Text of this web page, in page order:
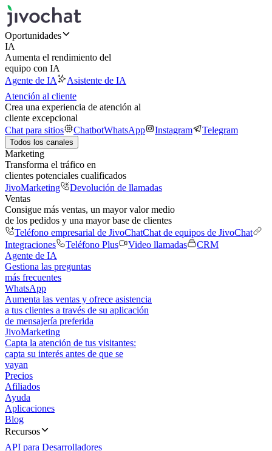
Oportunidades
IA
Aumenta el rendimiento del
equipo con IA
Agente de IA
Asistente de IA
Atención al cliente
Crea una experiencia de atención al
cliente excepcional
Chat para sitios
ChatbotWhatsApp Instagram Telegram
Todos los canales
Marketing
Transforma el tráfico en
clientes potenciales cualificados
JivoMarketing
Devolución de llamadas
Ventas
Consigue más ventas, un mayor valor medio
de los pedidos y una mayor base de clientes
Teléfono empresarial de JivoChatChat de equipos de JivoChat
Integraciones
Teléfono Plus Video llamadas
CRM
Agente de IA
Gestiona las preguntas
más frecuentes
WhatsApp
Aumenta las ventas y ofrece asistencia
a tus clientes a través de su aplicación
de mensajería preferida
JivoMarketing
Capta la atención de tus visitantes:
capta su interés antes de que se
vayan
Precios
Afiliados
Ayuda
Aplicaciones
Blog
Recursos
API para Desarrolladores